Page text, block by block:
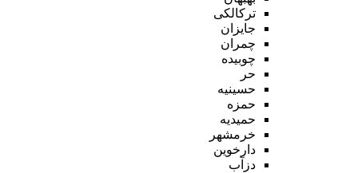
ترکالکی
جایزان
چمران
چوبیده
حر
حسینیه
حمزه
حمیدیه
خرمشهر
دارخوین
دزآب